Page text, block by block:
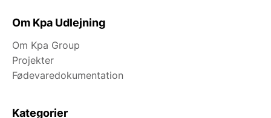
Om Kpa Udlejning
Om Kpa Group
Projekter
Fødevaredokumentation
Kategorier